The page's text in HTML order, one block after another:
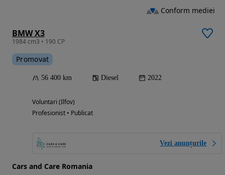
BMW X3
1984 cm3 • 190 CP
Promovat
56 400 km Diesel 2022
Voluntari (Ilfov)
Profesionist • Publicat
Vezi anunțurile
Cars and Care Romania
Conform mediei